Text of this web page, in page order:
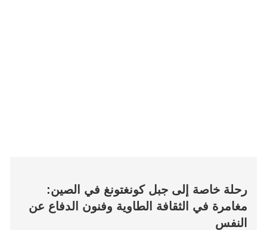
رحلة خاصة إلى جبل كونغتونغ في الصين:
مغامرة في الثقافة الطاوية وفنون الدفاع عن
النفس